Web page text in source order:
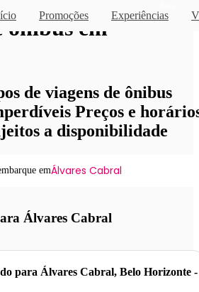
Promoções Experiências
ônibus em
de viagens de ônibus
Preços e
a disponibilidade
emÁlvares Cabral
Álvares Cabral
para Álvares Cabral, Belo Horizonte -